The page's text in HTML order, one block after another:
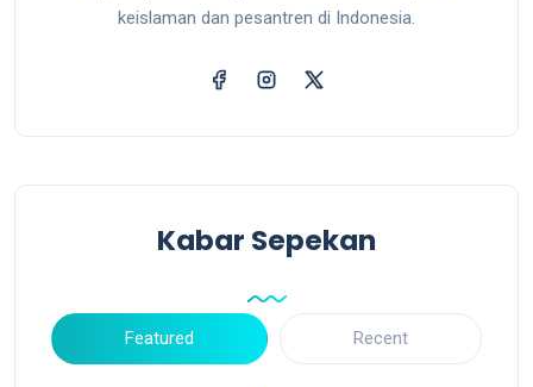
keislaman dan pesantren di Indonesia.
Kabar Sepekan
Featured Recent